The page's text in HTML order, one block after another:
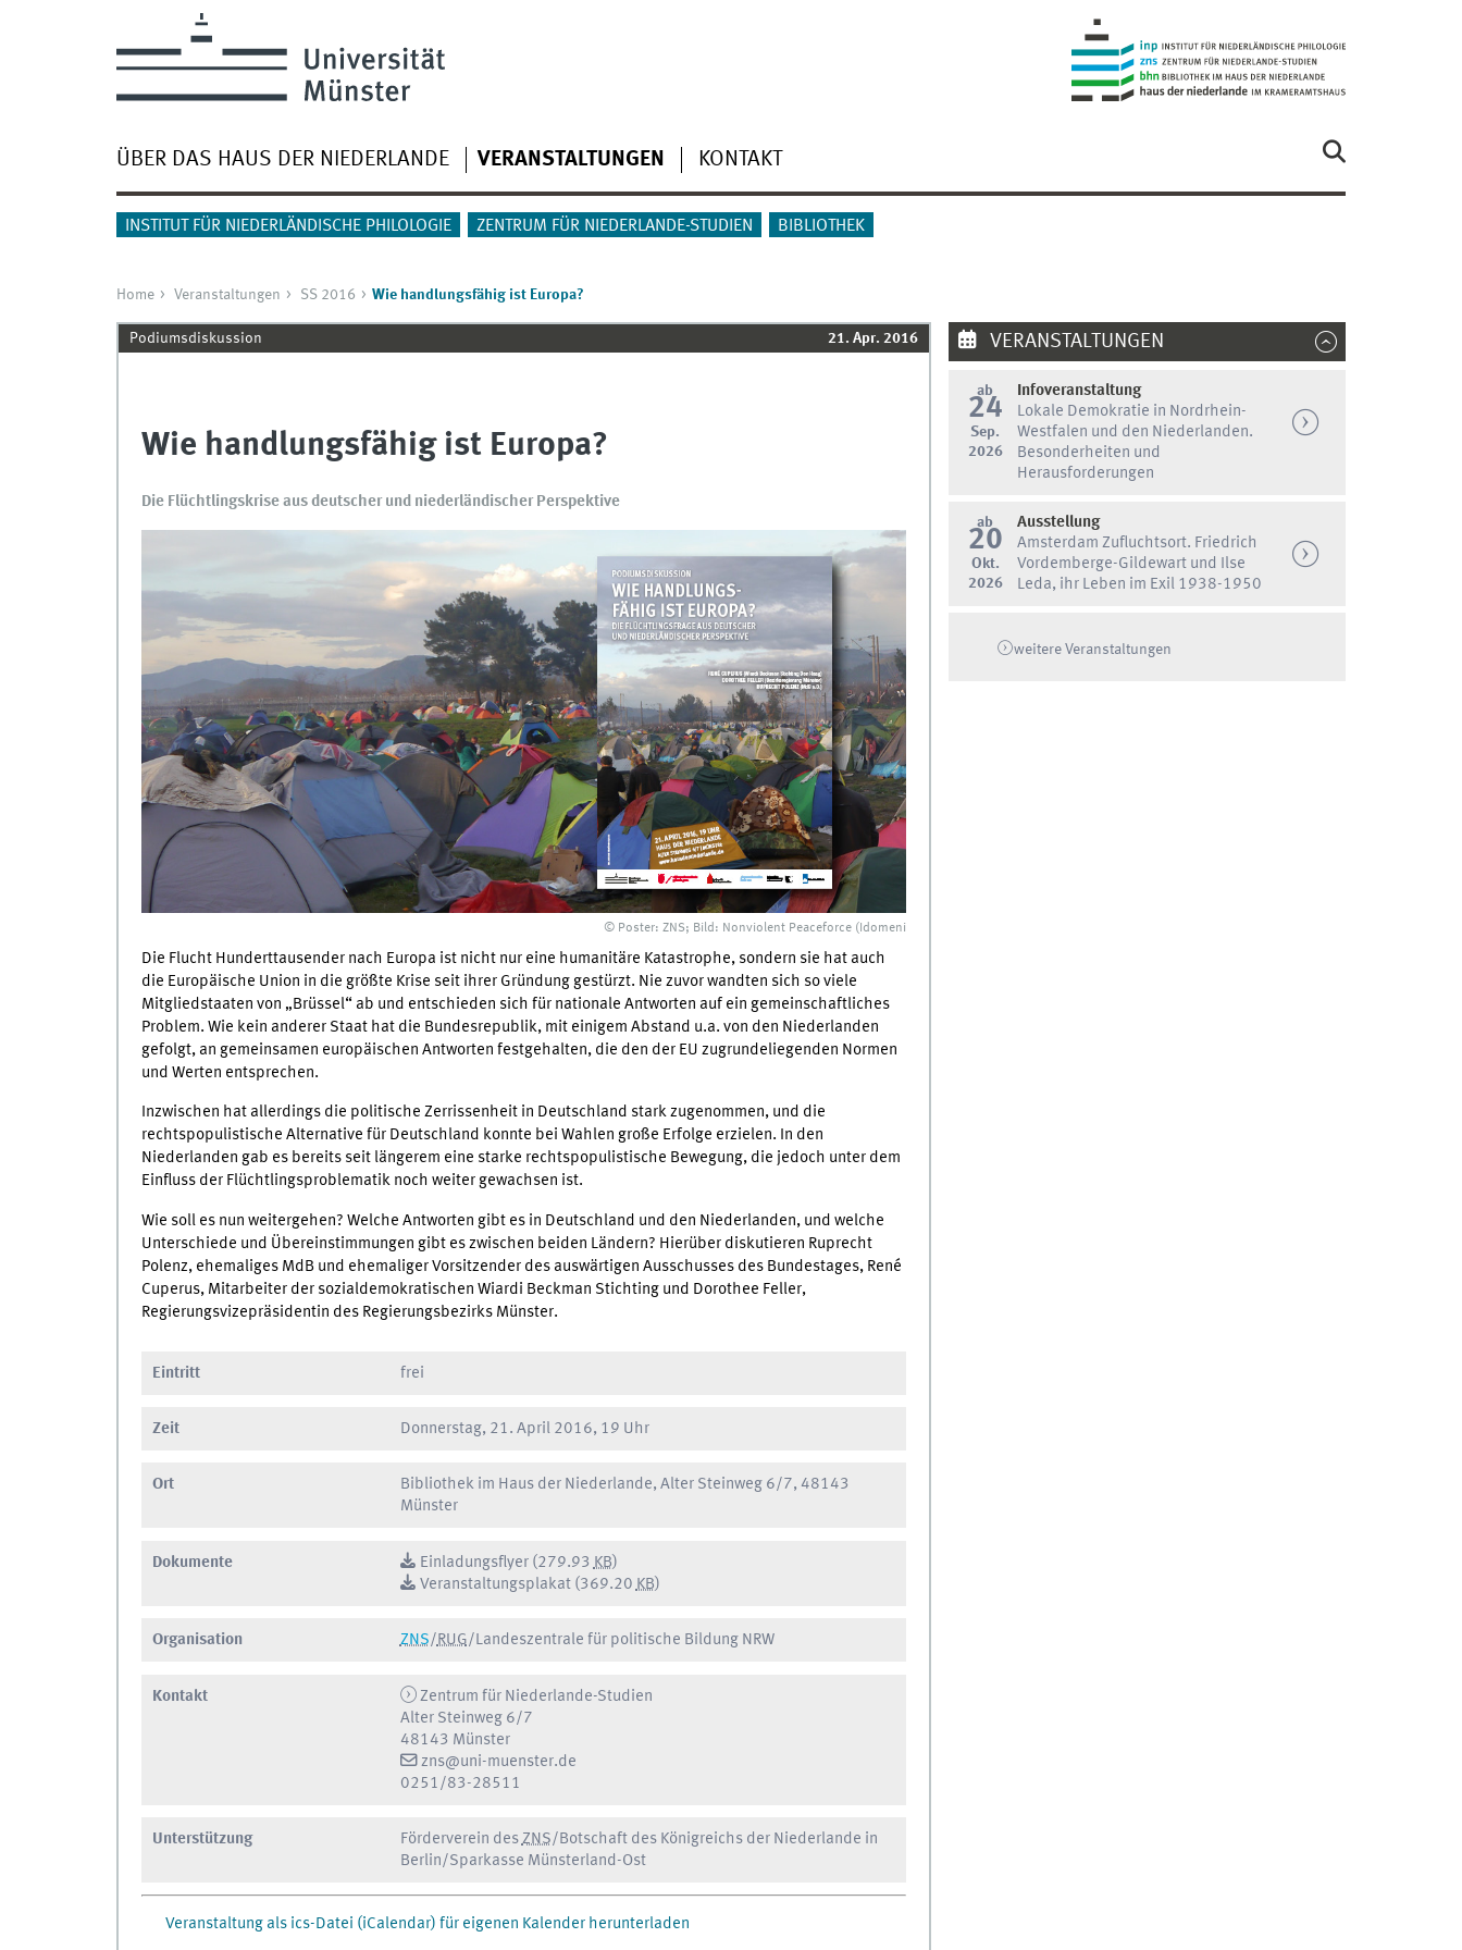
ÜBER DAS HAUS DER NIEDERLANDE VERANSTALTUNGEN KONTAKT
INSTITUT FÜR NIEDERLÄNDISCHE PHILOLOGIE ZENTRUM FÜR NIEDERLANDE-STUDIEN BIBLIOTHEK
Home Veranstaltungen SS 2016 Wie handlungsfähig ist Europa?
Podiumsdiskussion 21. Apr. 2016
Wie handlungsfähig ist Europa?
Die Flüchtlingskrise aus deutscher und niederländischer Perspektive
© Poster: ZNS; Bild: Nonviolent Peaceforce (Idomeni
Die Flucht Hunderttausender nach Europa ist nicht nur eine humanitäre Katastrophe, sondern sie hat auch
die Europäische Union in die größte Krise seit ihrer Gründung gestürzt. Nie zuvor wandten sich so viele
Mitgliedstaaten von „Brüssel“ ab und entschieden sich für nationale Antworten auf ein gemeinschaftliches
Problem. Wie kein anderer Staat hat die Bundesrepublik, mit einigem Abstand u.a. von den Niederlanden
gefolgt, an gemeinsamen europäischen Antworten festgehalten, die den der EU zugrundeliegenden Normen
und Werten entsprechen.
Inzwischen hat allerdings die politische Zerrissenheit in Deutschland stark zugenommen, und die
rechtspopulistische Alternative für Deutschland konnte bei Wahlen große Erfolge erzielen. In den
Niederlanden gab es bereits seit längerem eine starke rechtspopulistische Bewegung, die jedoch unter dem
Einfluss der Flüchtlingsproblematik noch weiter gewachsen ist.
Wie soll es nun weitergehen? Welche Antworten gibt es in Deutschland und den Niederlanden, und welche
Unterschiede und Übereinstimmungen gibt es zwischen beiden Ländern? Hierüber diskutieren Ruprecht
Polenz, ehemaliges MdB und ehemaliger Vorsitzender des auswärtigen Ausschusses des Bundestages, René
Cuperus, Mitarbeiter der sozialdemokratischen Wiardi Beckman Stichting und Dorothee Feller,
Regierungsvizepräsidentin des Regierungsbezirks Münster.
Eintritt frei
Zeit Donnerstag, 21. April 2016, 19 Uhr
Ort
Bibliothek im Haus der Niederlande, Alter Steinweg 6/7, 48143
Münster
Dokumente Einladungsflyer(279.93 KB)
Veranstaltungsplakat(369.20 KB)
Organisation ZNS/RUG/Landeszentrale für politische Bildung NRW
Kontakt
Zentrum für Niederlande-Studien
Alter Steinweg 6/7
48143 Münster
zns@uni-muenster.de
0251/83-28511
Unterstützung Förderverein desZNS/Botschaft des Königreichs der Niederlande in
Berlin/Sparkasse Münsterland-Ost
Veranstaltung als ics-Datei (iCalendar) für eigenen Kalender herunterladen
VERANSTALTUNGEN
ab
24
Sep.
2026
Infoveranstaltung
Lokale Demokratie in Nordrhein-
Westfalen und den Niederlanden.
Besonderheiten und
Herausforderungen
ab
20
Okt.
2026
Ausstellung
Amsterdam Zufluchtsort. Friedrich
Vordemberge-Gildewart und Ilse
Leda, ihr Leben im Exil 1938-1950
weitere Veranstaltungen